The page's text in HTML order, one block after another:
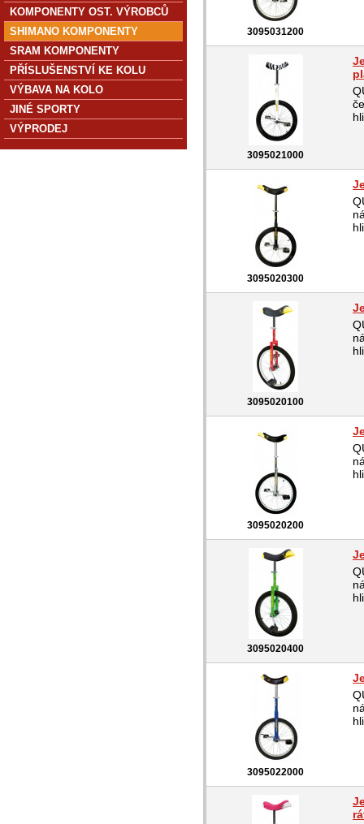
3095031200
3095021000
3095020300
3095020100
3095020200
3095020400
3095022000
KOMPONENTY OST. VÝROBCŮ
SHIMANO KOMPONENTY
SRAM KOMPONENTY
PŘÍSLUŠENSTVÍ KE KOLU
VÝBAVA NA KOLO
JINÉ SPORTY
VÝPRODEJ